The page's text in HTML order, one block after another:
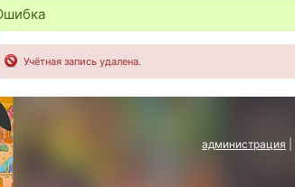
Учётная запись удалена.
администрация